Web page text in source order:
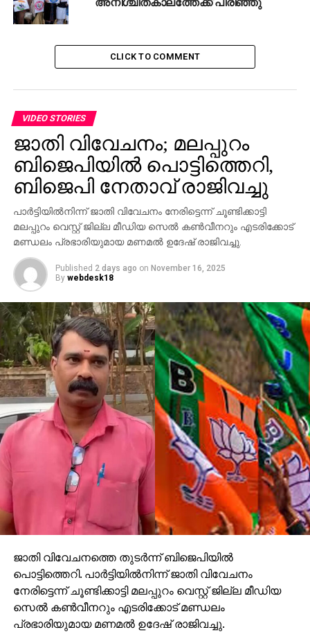
അംഗങ്ങളും സ്പീക്കറുടെ അരികിലേക്കോടിയെത്തി.
പ്രസഗം പൂര്‍ത്തീകരിക്കാന്‍ അവസരം നല്‍കുമെന്ന്
സീറ്റിലേക്ക് തിരികെ പോയത്.
ബഹളത്തിന ശേഷം സ്പീക്കര്‍ വീണ്ടും ഇ.ടിക്ക് അവസര
നല്‍കി. അദ്ദേഹം തുടര്‍ന്നു-ഏതാണ്ട് 15 മണിക്കൂറോളം
കിടക്കുകയായിരുന്നു. ഈ സമയമൊന്നും
അദ്ദേഹത്തിന്റെ മക്കളെ അകത്ത് കയറി കാണാന്‍
സമ്മതിച്ചില്ല. ഞാനിത് പറയുന്നത് ആരെയും
വിമര്‍ശിക്കാനല്ല. മറ്റൊരാള്‍ക്കും ഈ ഗതി വരരുത്.
അതിനാല്‍ സംഭവത്തില്‍ പാര്‍ലമെന്ററി അന്വേഷണം
നിര്‍ബന്ധമാണ്-ഇ.ടി വ്യക്തമാക്കി.
RELATED TOPICS: #EAHAMED
ET MOHAMMAD BASHEER
UP NEXT
ദ്രോഹ ഭരണത്തിനെതിരെ ജനം ഒന്നിക്കണം:
ഹൈദരലി തങ്ങള്‍
DON'T MISS
സമരത്തിന് മുന്നില്‍ സര്‍ക്കാരിന് മുട്ടുമടക്കേണ്ടി
വരും: കെ.പി.എ മജീദ്
CLICK TO COMMENT
VIDEO STORIES
ജാതി വിവേചനം; മലപ്പുറം
ബിജെപിയില്‍ പൊട്ടിത്തെറി,
ബിജെപി നേതാവ് രാജിവച്ചു
പാര്‍ട്ടിയില്‍നിന്ന് ജാതി വിവേചനം നേരിട്ടെന്ന് ചൂണ്ടിക്കാട്ടി
മലപ്പുറം വെസ്റ്റ് ജില്ല മീഡിയ സെല്‍ കണ്‍വീനറും എടരിക്കോട്
മണ്ഡലം പ്രഭാരിയുമായ മണമല്‍ ഉദേഷ് രാജിവച്ചു.
Published 2 days ago on November 16, 2025
By webdesk18
ജാതി വിവേചനത്തെ തുടര്‍ന്ന് ബിജെപിയില്‍
പൊട്ടിത്തെറി. പാര്‍ട്ടിയില്‍നിന്ന് ജാതി വിവേചനം
നേരിട്ടെന്ന് ചൂണ്ടിക്കാട്ടി മലപ്പുറം വെസ്റ്റ് ജില്ല മീഡിയ
സെല്‍ കണ്‍വീനറും എടരിക്കോട് മണ്ഡലം
പ്രഭാരിയുമായ മണമല്‍ ഉദേഷ് രാജിവച്ചു.